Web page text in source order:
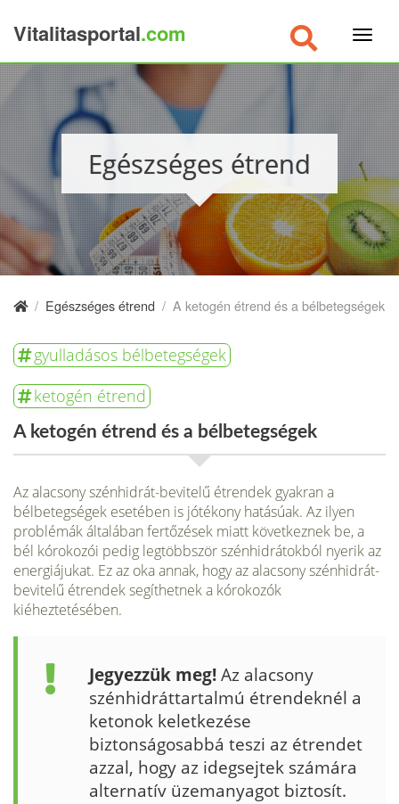
Vitalitasportal.com
Egészséges étrend
/ Egészséges étrend / A ketogén étrend és a bélbetegségek
gyulladásos bélbetegségek
ketogén étrend
A ketogén étrend és a bélbetegségek
Az alacsony szénhidrát-bevitelű étrendek gyakran a
bélbetegségek esetében is jótékony hatásúak. Az ilyen
problémák általában fertőzések miatt következnek be, a
bél kórokozói pedig legtöbbször szénhidrátokból nyerik az
energiájukat. Ez az oka annak, hogy az alacsony szénhidrát-
bevitelű étrendek segíthetnek a kórokozók
kiéheztetésében.
Jegyezzük meg!Az alacsony
szénhidráttartalmú étrendeknél a
ketonok keletkezése
biztonságosabbá teszi az étrendet
azzal, hogy az idegsejtek számára
alternatív üzemanyagot biztosít.
×